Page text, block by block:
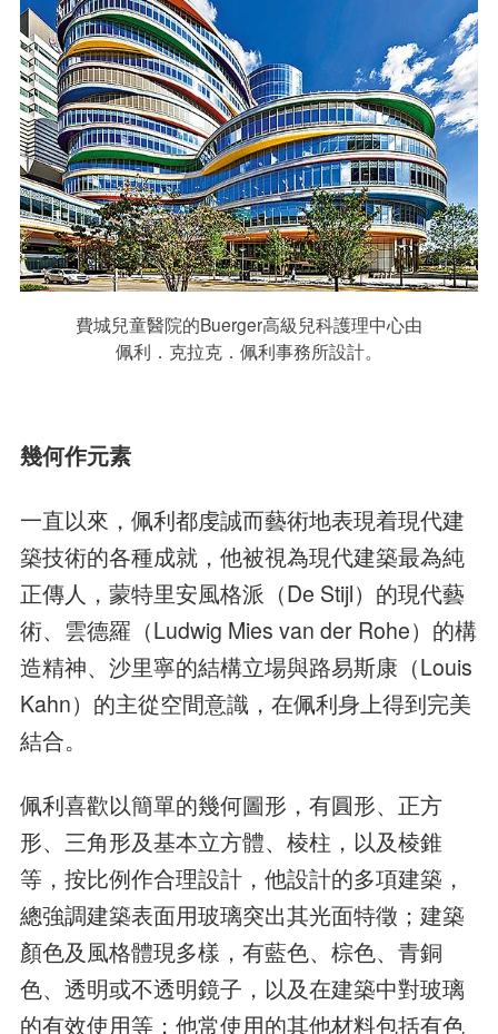
費城兒童醫院的Buerger高級兒科護理中心由
佩利．克拉克．佩利事務所設計。
幾何作元素
一直以來，佩利都虔誠而藝術地表現着現代建
築技術的各種成就，他被視為現代建築最為純
正傳人，蒙特里安風格派（De Stijl）的現代藝
術、雲德羅（Ludwig Mies van der Rohe）的構
造精神、沙里寧的結構立場與路易斯康（Louis
Kahn）的主從空間意識，在佩利身上得到完美
結合。
佩利喜歡以簡單的幾何圖形，有圓形、正方
形、三角形及基本立方體、棱柱，以及棱錐
等，按比例作合理設計，他設計的多項建築，
總強調建築表面用玻璃突出其光面特徵；建築
顏色及風格體現多樣，有藍色、棕色、青銅
色、透明或不透明鏡子，以及在建築中對玻璃
的有效使用等；他常使用的其他材料包括有色